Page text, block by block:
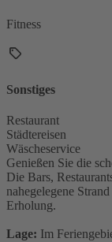
Fitness
Sonstiges
Restaurant
Städtereisen
Wäscheservice
Genießen Sie die
Die Bars,
nahegelegene
Erholung.
Lage: Im